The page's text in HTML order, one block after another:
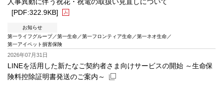
[PDF:322.9KB]
お知らせ
第一ライフグループ
第一生命 第一フロンティア生命
第一ネオ生命
第一アイペット損害保険
PDFファイルが新規ウィンドウで開きます
2026年07月31日
LINEを活用した新たなご契約者さま向けサービスの開始 ～生命保
険料控除証明書発送のご案内～